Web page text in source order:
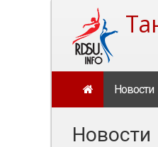
Новости
Новости